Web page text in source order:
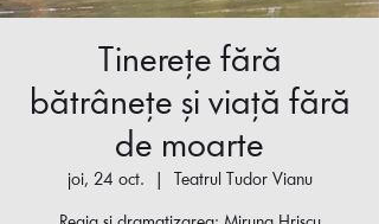
Tinerețe fără
bătrânețe și viață fără
de moarte
joi, 24 oct. Teatrul Tudor Vianu